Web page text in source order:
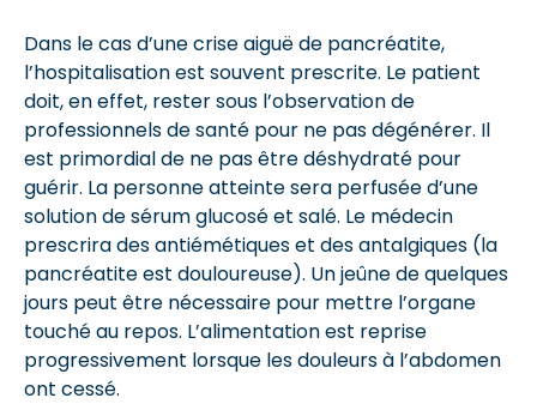
Dans le cas d’une crise aiguë de pancréatite,
l’hospitalisation est souvent prescrite. Le patient
doit, en effet, rester sous l’observation de
professionnels de santé pour ne pas dégénérer. Il
est primordial de ne pas être déshydraté pour
guérir. La personne atteinte sera perfusée d’une
solution de sérum glucosé et salé. Le médecin
prescrira des antiémétiques et des antalgiques (la
pancréatite est douloureuse). Un jeûne de quelques
jours peut être nécessaire pour mettre l’organe
touché au repos. L’alimentation est reprise
progressivement lorsque les douleurs à l’abdomen
ont cessé.